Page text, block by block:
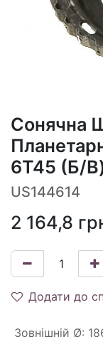
Сонячна
6T45 (Б/
US144614
2 164,8
Додати до
Зовнішній Ø: